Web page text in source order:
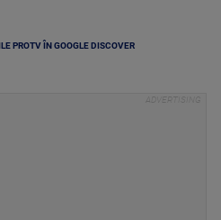
PROTV ÎN GOOGLE DISCOVER